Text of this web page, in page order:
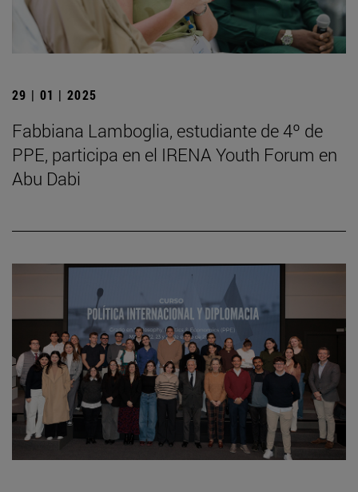
29 | 01 | 2025
Fabbiana Lamboglia, estudiante de 4º de
PPE, participa en el IRENA Youth Forum en
Abu Dabi